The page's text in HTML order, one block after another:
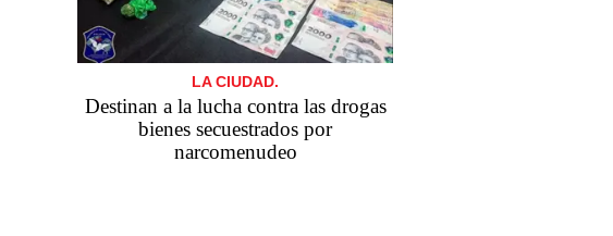
LA CIUDAD.
Destinan a la lucha contra las drogas
bienes secuestrados por
narcomenudeo